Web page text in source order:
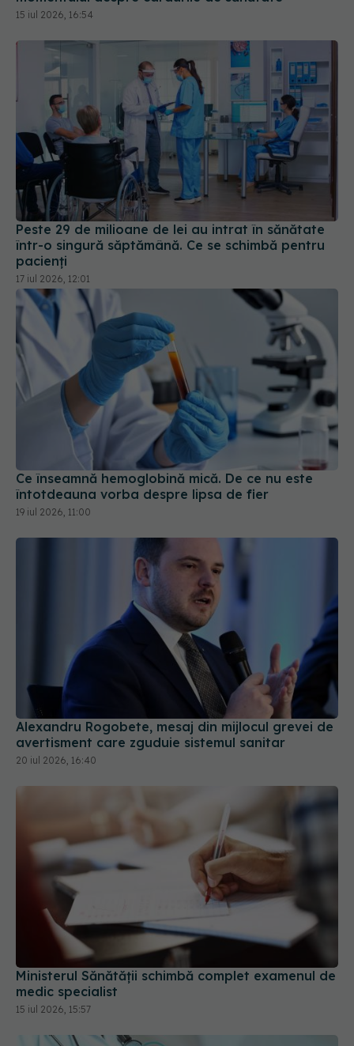
15 iul 2026, 16:54
Peste 29 de milioane de lei au intrat în sănătate
într-o singură săptămână. Ce se schimbă pentru
pacienți
17 iul 2026, 12:01
Ce înseamnă hemoglobină mică. De ce nu este
întotdeauna vorba despre lipsa de fier
19 iul 2026, 11:00
Alexandru Rogobete, mesaj din mijlocul grevei de
avertisment care zguduie sistemul sanitar
20 iul 2026, 16:40
Ministerul Sănătății schimbă complet examenul de
medic specialist
15 iul 2026, 15:57